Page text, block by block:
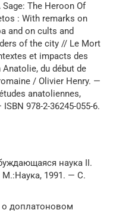
Sage: The Heroon Of
: With remarks on
and on cults and
of the city // Le Mort
et impacts des
du début de
/ Olivier Henry. —
anatoliennes,
978-2-36245-055-6.
наука II.
1991. — С.
доплатоновом